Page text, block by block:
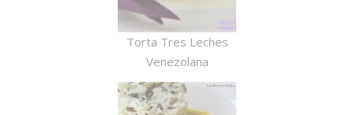
Torta Tres Leches
Venezolana